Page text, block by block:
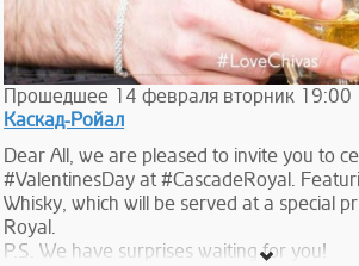
Прошедшее 14 февраля вторник 19:00
Каскад-Ройал
Dear All, we are pleased to invite you to
#ValentinesDay at #CascadeRoyal.
Whisky, which will be served at a special
Royal.
P.S. We have surprises waiting for you!